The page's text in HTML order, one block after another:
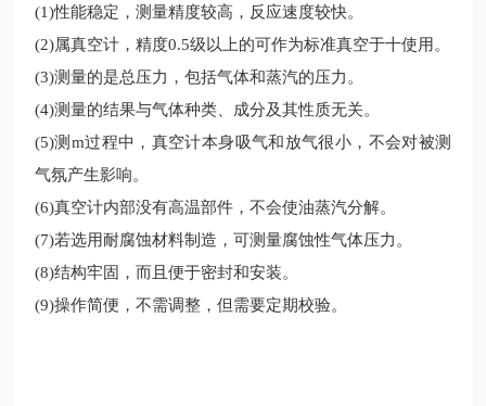
(1)性能稳定，测量精度较高，反应速度较快。
(2)属真空计，精度0.5级以上的可作为标准真空于十使用。
(3)测量的是总压力，包括气体和蒸汽的压力。
(4)测量的结果与气体种类、成分及其性质无关。
(5)测m过程中，真空计本身吸气和放气很小，不会对被测
气氛产生影响。
(6)真空计内部没有高温部件，不会使油蒸汽分解。
(7)若选用耐腐蚀材料制造，可测量腐蚀性气体压力。
(8)结构牢固，而且便于密封和安装。
(9)操作简便，不需调整，但需要定期校验。